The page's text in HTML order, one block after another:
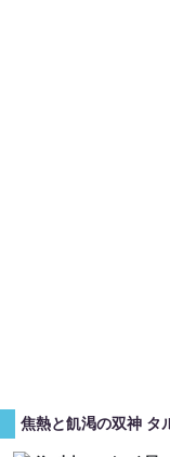
焦熱と飢渇の双神 タ